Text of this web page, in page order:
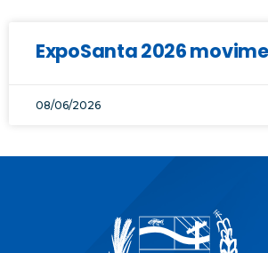
ExpoSanta 2026
08/06/2026